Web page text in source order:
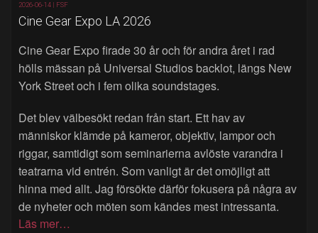
2026-06-14 | FSF
Cine Gear Expo LA 2026
Cine Gear Expo firade 30 år och för andra året i rad
hölls mässan på Universal Studios backlot, längs New
York Street och i fem olika soundstages.
Det blev välbesökt redan från start. Ett hav av
människor klämde på kameror, objektiv, lampor och
riggar, samtidigt som seminarierna avlöste varandra i
teatrarna vid entrén. Som vanligt är det omöjligt att
hinna med allt. Jag försökte därför fokusera på några av
de nyheter och möten som kändes mest intressanta.
Läs mer…